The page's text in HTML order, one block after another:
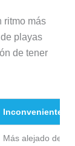
ritmo más
playas
de tener
Inconvenientes
Más alejado de